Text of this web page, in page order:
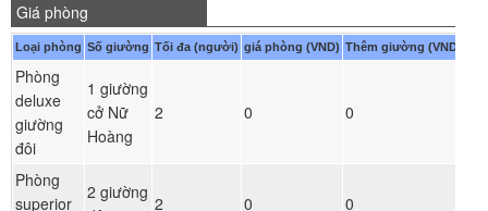
Giá phòng
Loại phòng Số giường Tối đa (người) giá phòng (VND) Thêm giường (VND)
Phòng
deluxe
giường
đôi
1 giường
cở Nữ
Hoàng
2 0 0
Phòng
superior
2 giường
2 0 0